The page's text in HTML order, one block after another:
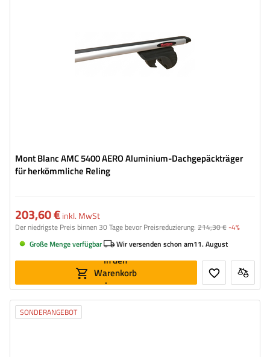
Mont Blanc AMC 5400 AERO Aluminium-Dachgepäckträger
für herkömmliche Reling
203,60 €inkl. MwSt
Der niedrigste Preis binnen 30 Tage bevor Preisreduzierung: 214,30 €-4%
Große Menge verfügbar
Wir versenden schon am11. August
In den
Warenkorb
legen
SONDERANGEBOT